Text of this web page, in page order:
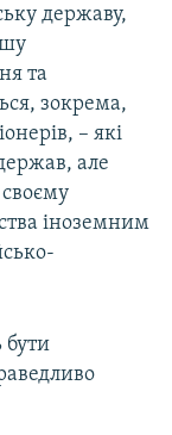
державу,
та
зокрема,
– які
але
іноземним
бути